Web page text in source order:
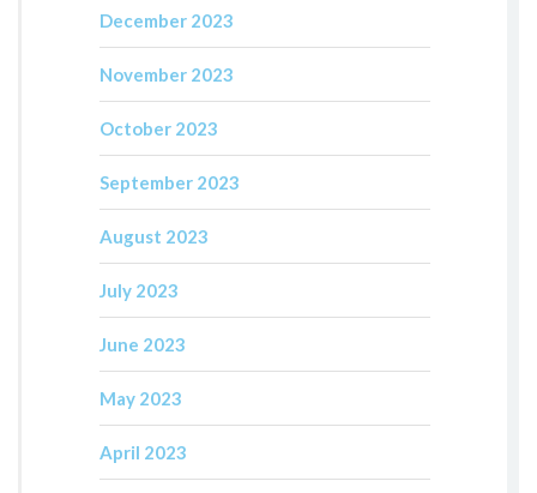
December 2023
November 2023
October 2023
September 2023
August 2023
July 2023
June 2023
May 2023
April 2023